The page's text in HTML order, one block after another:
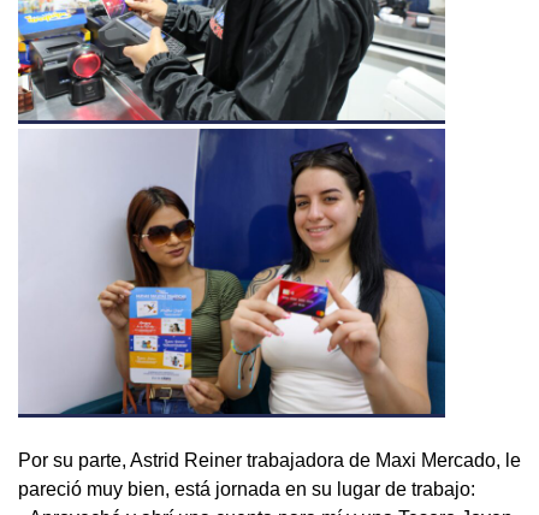
Por su parte, Astrid Reiner trabajadora de Maxi Mercado, le
pareció muy bien, está jornada en su lugar de trabajo: